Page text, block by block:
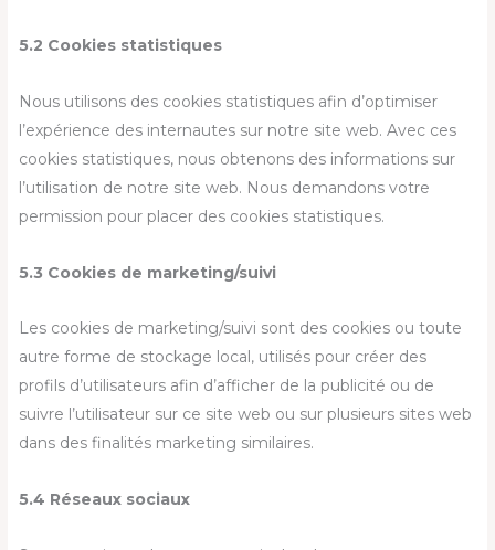
5.2 Cookies statistiques
Nous utilisons des cookies statistiques afin d’optimiser
l’expérience des internautes sur notre site web. Avec ces
cookies statistiques, nous obtenons des informations sur
l’utilisation de notre site web. Nous demandons votre
permission pour placer des cookies statistiques.
5.3 Cookies de marketing/suivi
Les cookies de marketing/suivi sont des cookies ou toute
autre forme de stockage local, utilisés pour créer des
profils d’utilisateurs afin d’afficher de la publicité ou de
suivre l’utilisateur sur ce site web ou sur plusieurs sites web
dans des finalités marketing similaires.
5.4 Réseaux sociaux